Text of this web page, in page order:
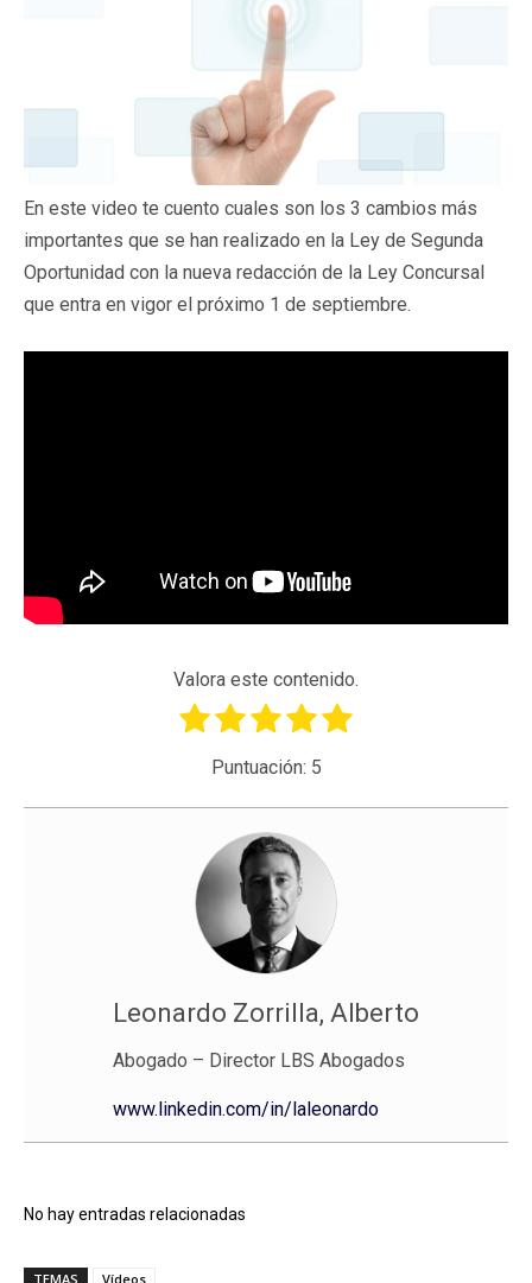
En este video te cuento cuales son los 3 cambios más
importantes que se han realizado en la Ley de Segunda
Oportunidad con la nueva redacción de la Ley Concursal
que entra en vigor el próximo 1 de septiembre.
Valora este contenido.
Puntuación: 5
Leonardo Zorrilla, Alberto
Abogado – Director LBS Abogados
www.linkedin.com/in/laleonardo
No hay entradas relacionadas
TEMAS Vídeos